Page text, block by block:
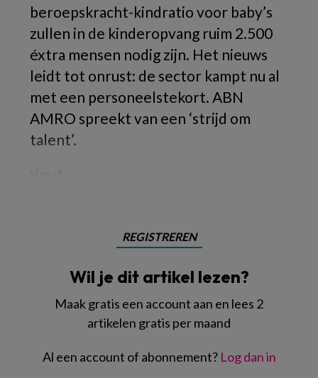
beroepskracht-kindratio voor baby’s
zullen in de kinderopvang ruim 2.500
éxtra mensen nodig zijn. Het nieuws
leidt tot onrust: de sector kampt nu al
met een personeelstekort. ABN
AMRO spreekt van een ‘strijd om
talent’.
REGISTREREN
Wil je dit artikel lezen?
Maak gratis een account aan en lees 2
artikelen gratis per maand
Al een account of abonnement? Log dan in